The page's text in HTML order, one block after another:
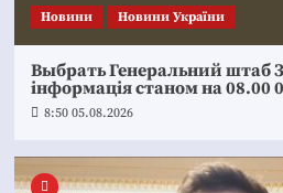
Новини Новини України
Выбрать Генеральний штаб
інформація станом на 08.00
8:50 05.08.2026